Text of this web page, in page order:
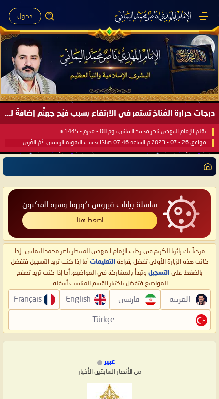
دخول
دَرَجات حَرارةِ المُنَاخ تَستَمِر في الارتِفاع بِسَبَب فَيْح جَهنَّم إضافَةً لِحرارةِ الشَّمس في مُحكَم القُرآن العَظيم ..
بقلم الإمام المهدي ناصر محمد اليماني يوم 08 - محرم - 1445 هـ
موافق 26 - 07 - 2023 م الساعة 07:46 صباحًا بحسب التقويم الرسمي لأمّ القُرى
سلسلة بيانات فيروس كورونا وسره المكنون
اضغط هنا
مرحباً بك زائرنا الكريم في رحاب الإمام المهدي المنتظر ناصر محمد اليماني : إذا
كانت هذه الزيارة الأولى تفضل بقراءة التعليمات أما إذا كنت تريد التسجيل فتفضل
بالضغط على التسجيل وتبدأ بالمشاركة في المواضيع، أما إذا كنت تريد تصفح
المواضيع فتفضل باختيار القسم المناسب أسفله.
العربية فارسی English
Français
Türkçe
عبير
من الأنصار السابقين الأخيار